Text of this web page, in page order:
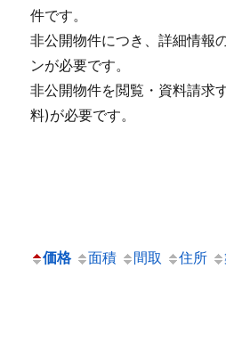
件です。
非公開物件につき、詳細情報
ンが必要です。
非公開物件を閲覧・資料請求
料)が必要です。
価格 面積 間取 住所